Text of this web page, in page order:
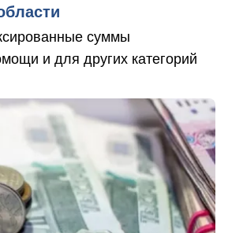
суммы
и для других категорий